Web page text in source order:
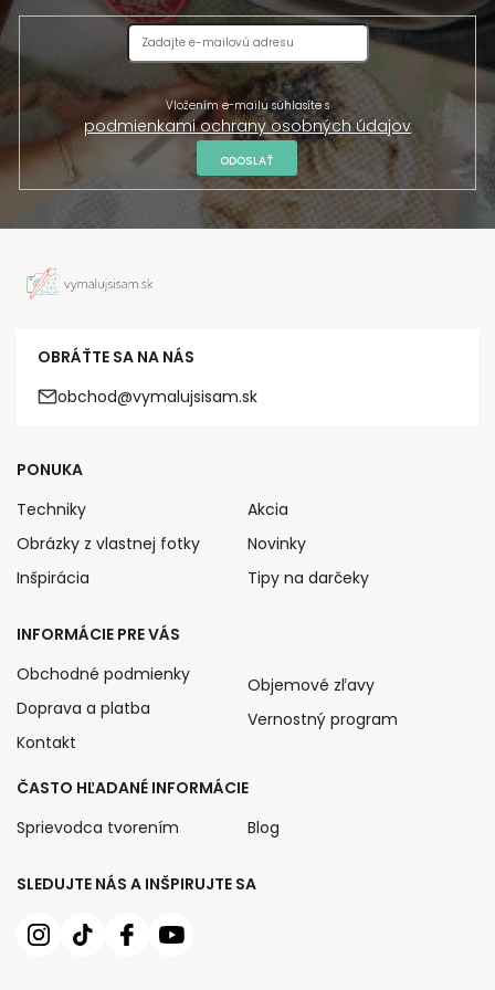
Vložením e-mailu súhlasíte s
podmienkami ochrany osobných údajov
ODOSLAŤ
OBRÁŤTE SA NA NÁS
obchod@vymalujsisam.sk
SLEDUJTE NÁS A INŠPIRUJTE SA
PONUKA
Techniky
Obrázky z vlastnej fotky
Inšpirácia
Akcia
Novinky
Tipy na darčeky
INFORMÁCIE PRE VÁS
Obchodné podmienky
Doprava a platba
Kontakt
Objemové zľavy
Vernostný program
ČASTO HĽADANÉ INFORMÁCIE
Sprievodca tvorením
Blog